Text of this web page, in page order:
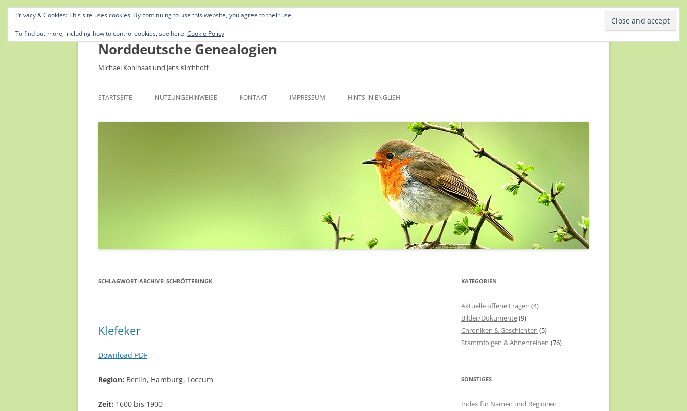
Norddeutsche Genealogien
Michael Kohlhaas und Jens Kirchhoff
Inhalt
STARTSEITE NUTZUNGSHINWEISE KONTAKT IMPRESSUM HINTS IN ENGLISH
SCHLAGWORT-ARCHIVE: SCHRÖTTERINGK
Klefeker
Download PDF
Region: Berlin, Hamburg, Loccum
Zeit: 1600 bis 1900
KATEGORIEN
Aktuelle offene Fragen (4)
Bilder/Dokumente(9)
Chroniken & Geschichten (5)
Stammfolgen & Ahnenreihen (76)
SONSTIGES
Index für Namen und Regionen
Privacy & Cookies: This site uses cookies. By continuing to use this website, you agree to their use.
To find out more, including how to control cookies, see here:Cookie Policy